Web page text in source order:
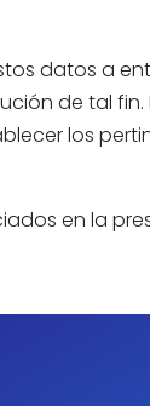
datos a
de tal
los
en la